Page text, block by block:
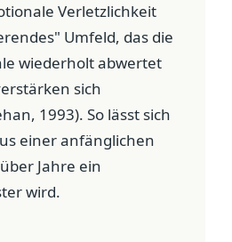
Verletzlichkeit
Umfeld, das die
wiederholt abwertet
sich
1993). So lässt sich
einer anfänglichen
Jahre ein
wird.